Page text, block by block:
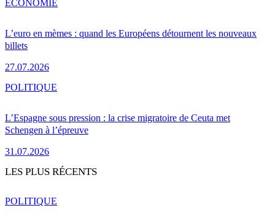
L’euro en mèmes : quand les Européens détournent les nouveaux
billets
27.07.2026
ÉCONOMIE
L’Espagne sous pression : la crise migratoire de Ceuta met
Schengen à l’épreuve
31.07.2026
POLITIQUE
LES PLUS RÉCENTS
POLITIQUE